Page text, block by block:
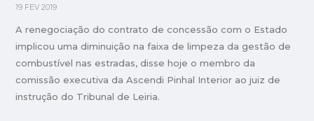
19 FEV 2019
A renegociação do contrato de concessão com o Estado
implicou uma diminuição na faixa de limpeza da gestão de
combustível nas estradas, disse hoje o membro da
comissão executiva da Ascendi Pinhal Interior ao juiz de
instrução do Tribunal de Leiria.